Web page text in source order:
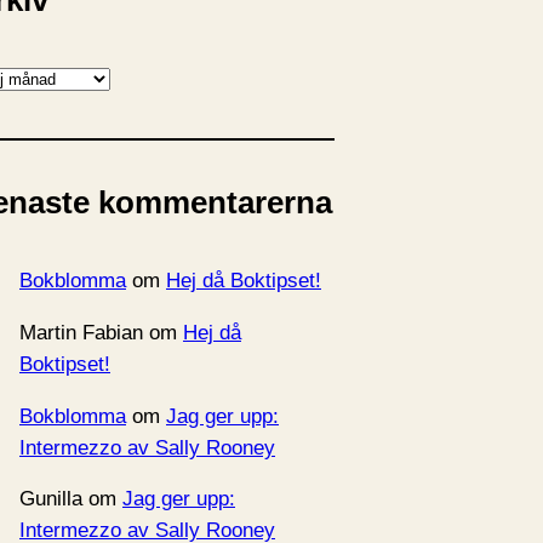
kommentarerna
Bokblommaom Hej då Boktipset!
Martin Fabian om Hej då
Boktipset!
Bokblomma om Jag ger upp:
Intermezzo av Sally Rooney
Gunillaom Jag ger upp:
Intermezzo av Sally Rooney